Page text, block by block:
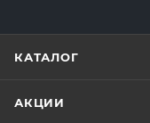
КАТАЛОГ
АКЦИИ